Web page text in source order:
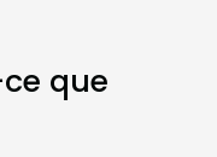
que